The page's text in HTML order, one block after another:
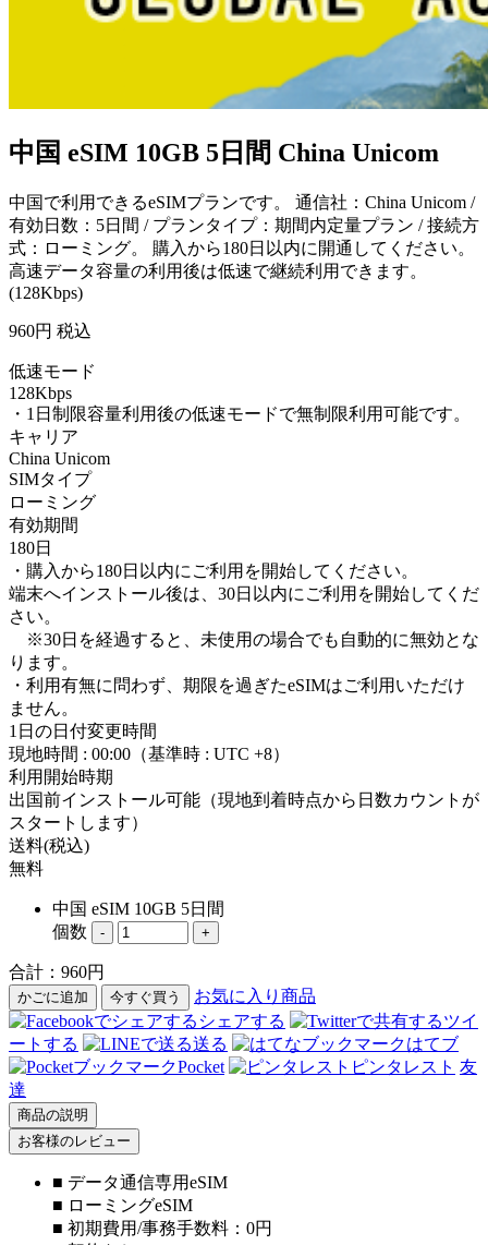
中国 eSIM 10GB 5日間 China Unicom
中国で利用できるeSIMプランです。 通信社：China Unicom /
有効日数：5日間 / プランタイプ：期間内定量プラン / 接続方
式：ローミング。 購入から180日以内に開通してください。
高速データ容量の利用後は低速で継続利用できます。
(128Kbps)
960円 税込
低速モード
128Kbps
・1日制限容量利用後の低速モードで無制限利用可能です。
キャリア
China Unicom
SIMタイプ
ローミング
有効期間
180日
・購入から180日以内にご利用を開始してください。
端末へインストール後は、30日以内にご利用を開始してくだ
さい。
※30日を経過すると、未使用の場合でも自動的に無効とな
ります。
・利用有無に問わず、期限を過ぎたeSIMはご利用いただけ
ません。
1日の日付変更時間
現地時間 : 00:00（基準時 : UTC +8）
利用開始時期
出国前インストール可能（現地到着時点から日数カウントが
スタートします）
送料(税込)
無料
中国 eSIM 10GB 5日間
個数
- +
合計： 960円
かごに追加 今すぐ買う
お気に入り商品
シェアする
ツイ
ートする
送る
はてブ
Pocket
ピンタレスト 友
達
商品の説明
お客様のレビュー
■ データ通信専用eSIM
■ ローミングeSIM
■ 初期費用/事務手数料：0円